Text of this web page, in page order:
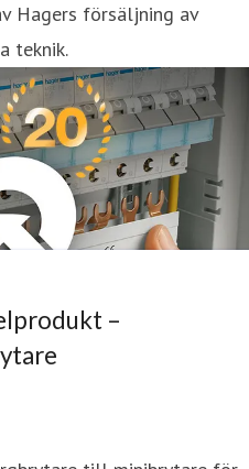
Hagers försäljning av
teknik.
–